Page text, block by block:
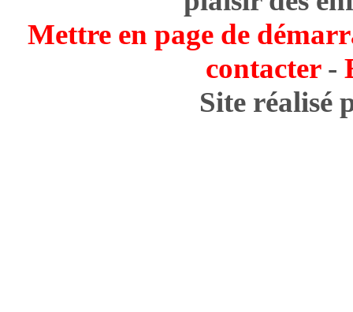
Mettre en page de
contacter-
Site réalisé